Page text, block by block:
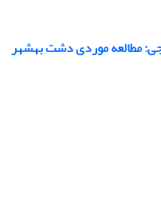
مطالعه موردی دشت بهشهر